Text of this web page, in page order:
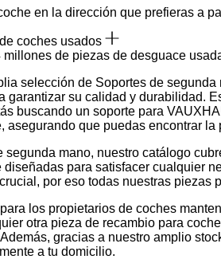
en la dirección que prefieras a
coches usados
de piezas de desguace
selección de Soportes de
garantizar su calidad y durabilidad.
buscando un soporte para
asegurando que puedas encontrar
segunda mano, nuestro catálogo
para satisfacer cualquier
por eso todas nuestras
los propietarios de coches
otra pieza de recambio para
gracias a nuestro amplio
a tu domicilio.